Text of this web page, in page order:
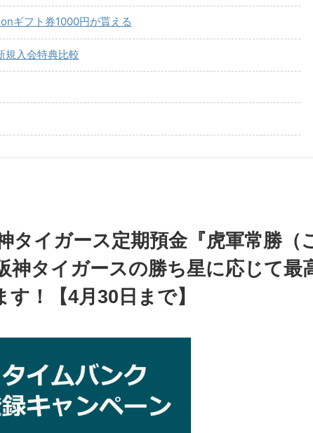
ギフト券1000円が貰える
規入会特典比較
タイガース定期預金『虎軍常勝（
神タイガースの勝ち星に応じて最
！【4月30日まで】